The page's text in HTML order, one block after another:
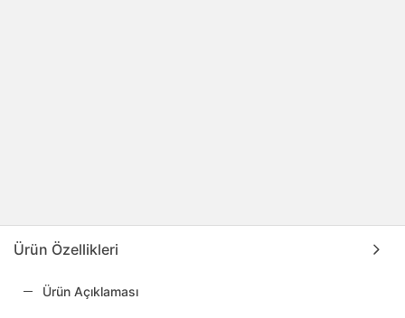
Ürün Özellikleri
Ürün Açıklaması